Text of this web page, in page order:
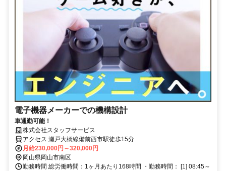
電子機器メーカーでの機構設計
車通勤可能！
株式会社スタッフサービス
アクセス 瀬戸大橋線備前西市駅徒歩15分
月給230,000円～320,000円
岡山県岡山市南区
勤務時間 総労働時間：1ヶ月あたり168時間 ・勤務時間： [1] 08:45～